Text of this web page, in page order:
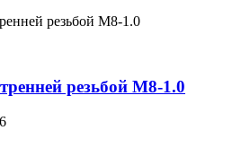
резьбой M8-1.0